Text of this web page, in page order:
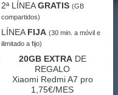
2ª LÍNEAGRATIS (GB
compartidos)
LÍNEA FIJA (30 min. a móvil e
ilimitado a fijo)
20GB EXTRADE
REGALO
Xiaomi Redmi A7 pro
1,75€/MES